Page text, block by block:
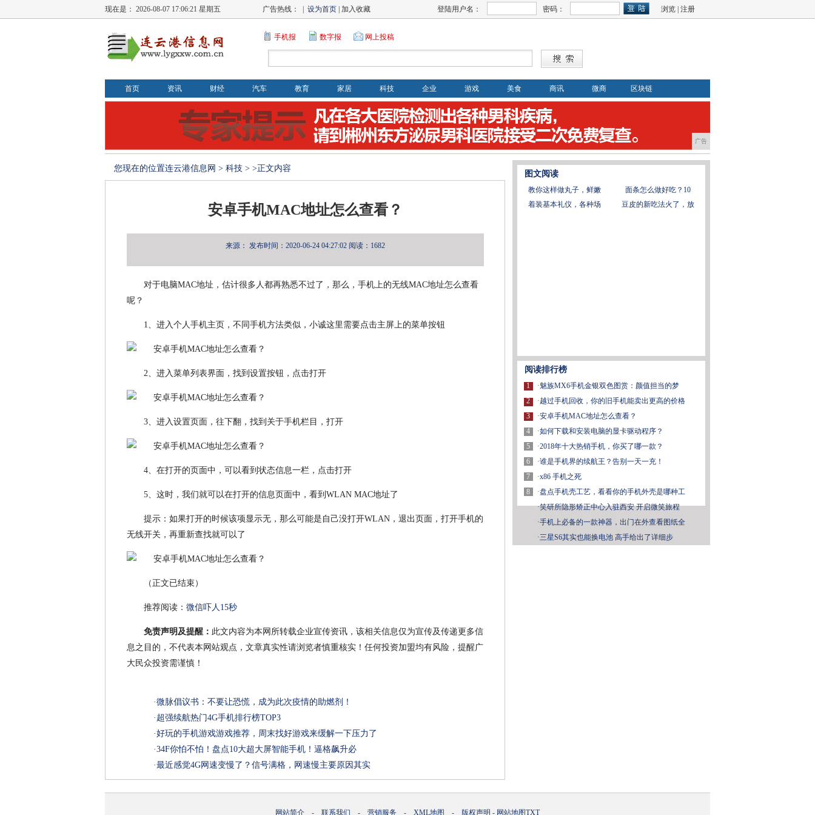
现在是： 2026-08-07 17:06:21 星期五 广告热线： | 设为首页 | 加入收藏 登陆用户名： 密码： 浏览 注册
手机报 数字报 网上投稿
首页 资讯 财经 汽车 教育 家居 科技 企业 游戏 美食 商讯 微商 区块链
广告
您现在的位置连云港信息网 > 科技 > >正文内容
安卓手机MAC地址怎么查看？
来源： 发布时间：2020-06-24 04:27:02 阅读：1682
对于电脑MAC地址，估计很多人都再熟悉不过了，那么，手机上的无线MAC地址怎么查看
呢？
1、进入个人手机主页，不同手机方法类似，小诚这里需要点击主屏上的菜单按钮
2、进入菜单列表界面，找到设置按钮，点击打开
3、进入设置页面，往下翻，找到关于手机栏目，打开
4、在打开的页面中，可以看到状态信息一栏，点击打开
5、这时，我们就可以在打开的信息页面中，看到WLAN MAC地址了
提示：如果打开的时候该项显示无，那么可能是自己没打开WLAN，退出页面，打开手机的
无线开关，再重新查找就可以了
（正文已结束）
推荐阅读： 微信吓人15秒
免责声明及提醒： 此文内容为本网所转载企业宣传资讯，该相关信息仅为宣传及传递更多信
息之目的，不代表本网站观点，文章真实性请浏览者慎重核实！任何投资加盟均有风险，提醒广
大民众投资需谨慎！
·微脉倡议书：不要让恐慌，成为此次疫情的助燃剂！
· 超强续航热门4G手机排行榜TOP3
·好玩的手机游戏游戏推荐，周末找好游戏来缓解一下压力了
·34F你怕不怕！盘点10大超大屏智能手机！逼格飙升必
·最近感觉4G网速变慢了？信号满格，网速慢主要原因其实
图文阅读
教你这样做丸子，鲜嫩
面条怎么做好吃？10
着装基本礼仪，各种场
豆皮的新吃法火了，放
阅读排行榜
1
2
3
4
5
6
7
8
·魅族MX6手机金银双色图赏：颜值担当的梦
·越过手机回收，你的旧手机能卖出更高的价格
·安卓手机MAC地址怎么查看？
·如何下载和安装电脑的显卡驱动程序？
·2018年十大热销手机，你买了哪一款？
·谁是手机界的续航王？告别一天一充！
·x86 手机之死
·盘点手机壳工艺，看看你的手机外壳是哪种工
·笑研所隐形矫正中心入驻西安 开启微笑旅程
·手机上必备的一款神器，出门在外查看图纸全
·三星S6其实也能换电池 高手给出了详细步
网站简介 - 联系我们 - 营销服务 - XML地图 - 版权声明 - 网站地图TXT